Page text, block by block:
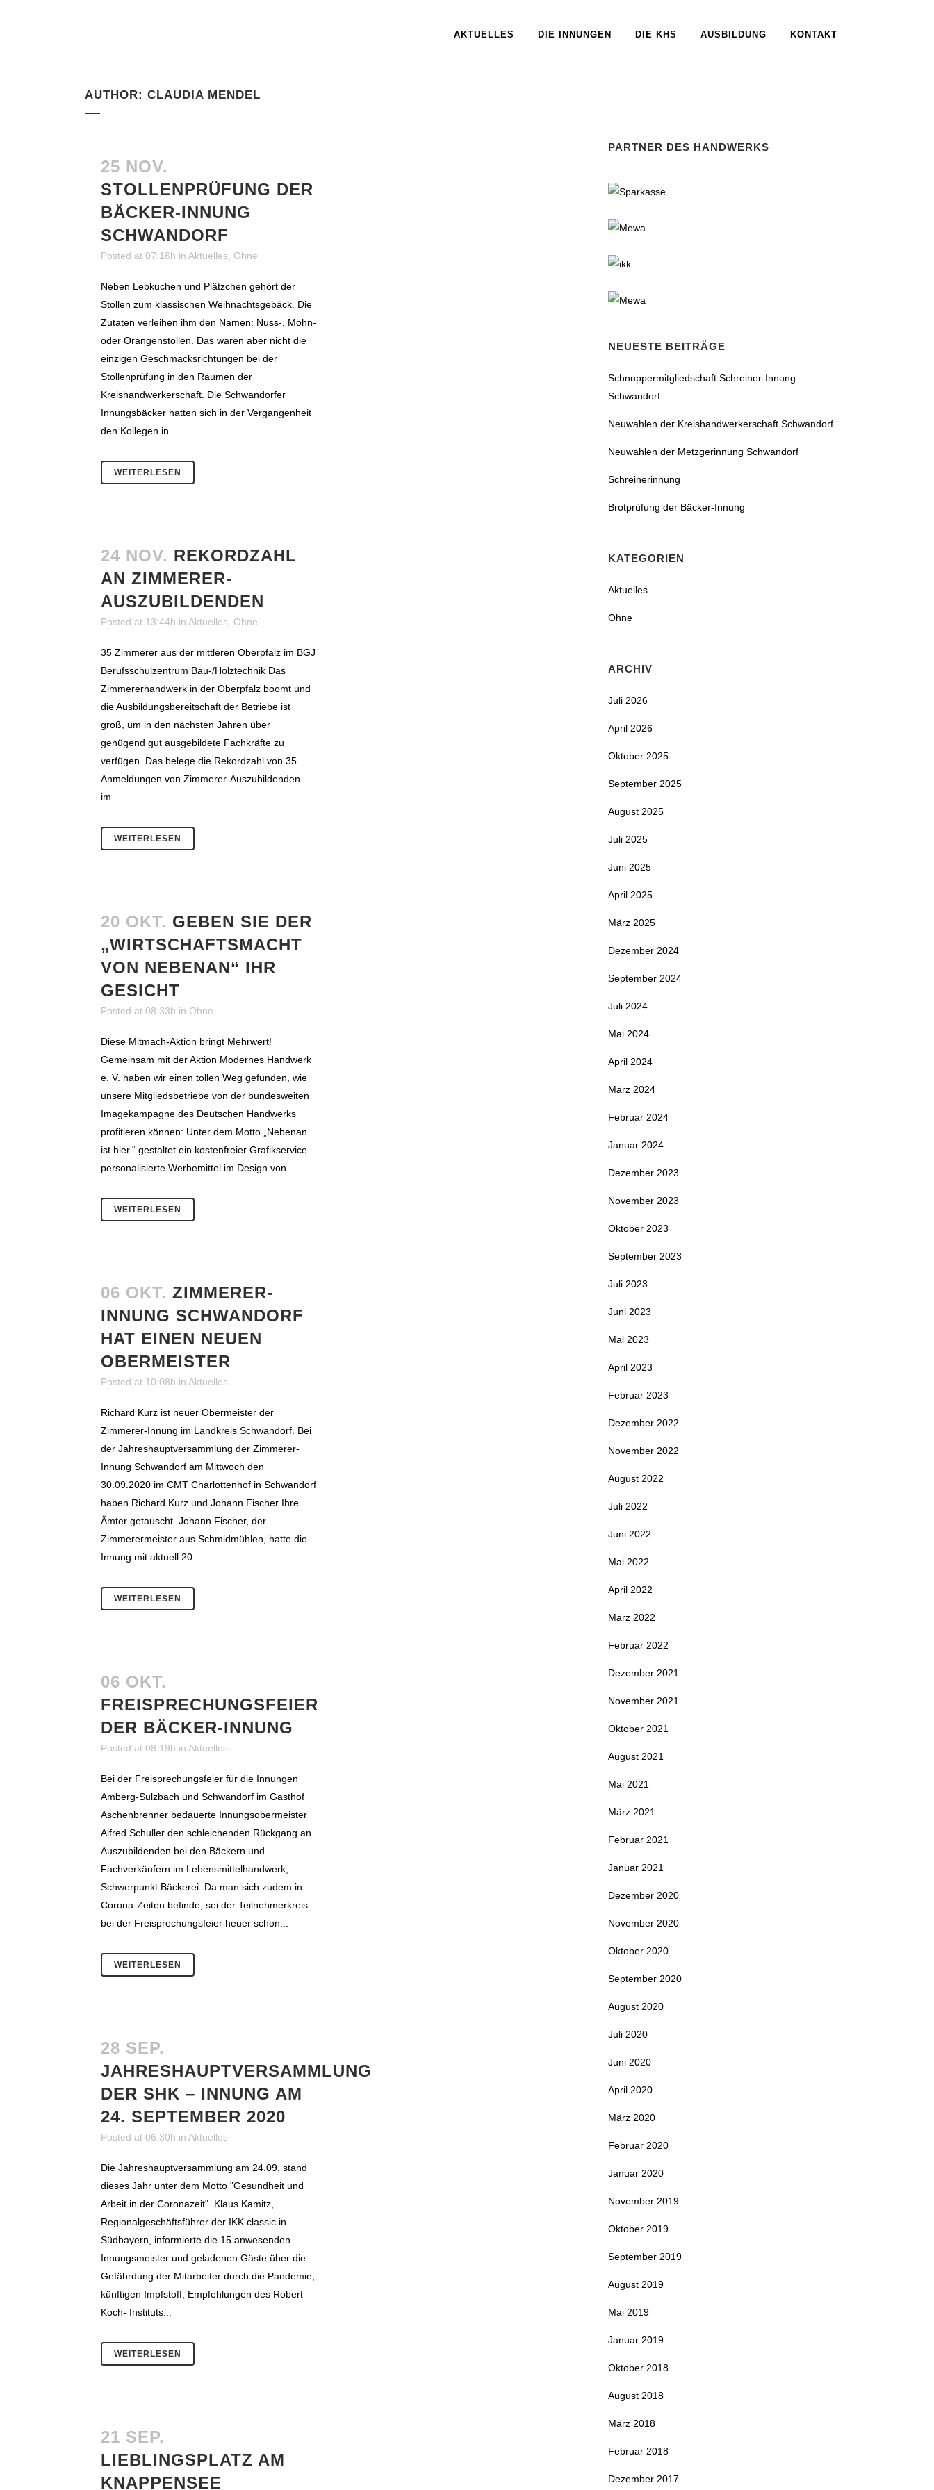
AKTUELLES DIE INNUNGEN DIE KHS AUSBILDUNG KONTAKT
AUTHOR: CLAUDIA MENDEL
25 NOV.
STOLLENPRÜFUNG DER
BÄCKER-INNUNG
SCHWANDORF
Posted at 07:16h in Aktuelles Ohne
Neben Lebkuchen und Plätzchen gehört der
Stollen zum klassischen Weihnachtsgebäck. Die
Zutaten verleihen ihm den Namen: Nuss-, Mohn-
oder Orangenstollen. Das waren aber nicht die
einzigen Geschmacksrichtungen bei der
Stollenprüfung in den Räumen der
Kreishandwerkerschaft. Die Schwandorfer
Innungsbäcker hatten sich in der Vergangenheit
den Kollegen in...
WEITERLESEN
24 NOV. REKORDZAHL
AN ZIMMERER-
AUSZUBILDENDEN
Posted at 13:44h in Aktuelles Ohne
35 Zimmerer aus der mittleren Oberpfalz im BGJ
Berufsschulzentrum Bau-/Holztechnik Das
Zimmererhandwerk in der Oberpfalz boomt und
die Ausbildungsbereitschaft der Betriebe ist
groß, um in den nächsten Jahren über
genügend gut ausgebildete Fachkräfte zu
verfügen. Das belege die Rekordzahl von 35
Anmeldungen von Zimmerer-Auszubildenden
im...
WEITERLESEN
20 OKT. GEBEN SIE DER
„WIRTSCHAFTSMACHT
VON NEBENAN“ IHR
GESICHT
Posted at 08:33h in Ohne
Diese Mitmach-Aktion bringt Mehrwert!
Gemeinsam mit der Aktion Modernes Handwerk
e. V. haben wir einen tollen Weg gefunden, wie
unsere Mitgliedsbetriebe von der bundesweiten
Imagekampagne des Deutschen Handwerks
profitieren können: Unter dem Motto „Nebenan
ist hier.“ gestaltet ein kostenfreier Grafikservice
personalisierte Werbemittel im Design von...
WEITERLESEN
06 OKT. ZIMMERER-
INNUNG SCHWANDORF
HAT EINEN NEUEN
OBERMEISTER
Posted at 10:08h in Aktuelles
Richard Kurz ist neuer Obermeister der
Zimmerer-Innung im Landkreis Schwandorf. Bei
der Jahreshauptversammlung der Zimmerer-
Innung Schwandorf am Mittwoch den
30.09.2020 im CMT Charlottenhof in Schwandorf
haben Richard Kurz und Johann Fischer Ihre
Ämter getauscht. Johann Fischer, der
Zimmerermeister aus Schmidmühlen, hatte die
Innung mit aktuell 20...
WEITERLESEN
06 OKT.
FREISPRECHUNGSFEIER
DER BÄCKER-INNUNG
Posted at 08:19h in Aktuelles
Bei der Freisprechungsfeier für die Innungen
Amberg-Sulzbach und Schwandorf im Gasthof
Aschenbrenner bedauerte Innungsobermeister
Alfred Schuller den schleichenden Rückgang an
Auszubildenden bei den Bäckern und
Fachverkäufern im Lebensmittelhandwerk,
Schwerpunkt Bäckerei. Da man sich zudem in
Corona-Zeiten befinde, sei der Teilnehmerkreis
bei der Freisprechungsfeier heuer schon...
WEITERLESEN
28 SEP.
JAHRESHAUPTVERSAMMLUNG
DER SHK – INNUNG AM
24. SEPTEMBER 2020
Posted at 06:30h in Aktuelles
Die Jahreshauptversammlung am 24.09. stand
dieses Jahr unter dem Motto "Gesundheit und
Arbeit in der Coronazeit". Klaus Kamitz,
Regionalgeschäftsführer der IKK classic in
Südbayern, informierte die 15 anwesenden
Innungsmeister und geladenen Gäste über die
Gefährdung der Mitarbeiter durch die Pandemie,
künftigen Impfstoff, Empfehlungen des Robert
Koch- Instituts...
WEITERLESEN
21 SEP.
LIEBLINGSPLATZ AM
KNAPPENSEE
PARTNER DES HANDWERKS
NEUESTE BEITRÄGE
Schnuppermitgliedschaft Schreiner-Innung
Schwandorf
Neuwahlen der Kreishandwerkerschaft Schwandorf
Neuwahlen der Metzgerinnung Schwandorf
Schreinerinnung
Brotprüfung der Bäcker-Innung
KATEGORIEN
Aktuelles
Ohne
ARCHIV
Juli 2026
April 2026
Oktober 2025
September 2025
August 2025
Juli 2025
Juni 2025
April 2025
März 2025
Dezember 2024
September 2024
Juli 2024
Mai 2024
April 2024
März 2024
Februar 2024
Januar 2024
Dezember 2023
November 2023
Oktober 2023
September 2023
Juli 2023
Juni 2023
Mai 2023
April 2023
Februar 2023
Dezember 2022
November 2022
August 2022
Juli 2022
Juni 2022
Mai 2022
April 2022
März 2022
Februar 2022
Dezember 2021
November 2021
Oktober 2021
August 2021
Mai 2021
März 2021
Februar 2021
Januar 2021
Dezember 2020
November 2020
Oktober 2020
September 2020
August 2020
Juli 2020
Juni 2020
April 2020
März 2020
Februar 2020
Januar 2020
November 2019
Oktober 2019
September 2019
August 2019
Mai 2019
Januar 2019
Oktober 2018
August 2018
März 2018
Februar 2018
Dezember 2017